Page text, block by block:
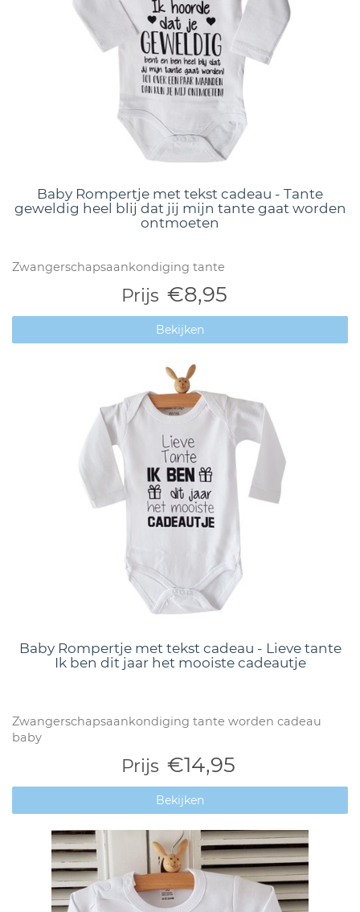
Baby Rompertje met tekst cadeau - Tante
geweldig heel blij dat jij mijn tante gaat worden
ontmoeten
Zwangerschapsaankondiging tante
Prijs €8,95
Bekijken
Baby Rompertje met tekst cadeau - Lieve tante
Ik ben dit jaar het mooiste cadeautje
Zwangerschapsaankondiging tante worden cadeau
baby
Prijs €14,95
Bekijken